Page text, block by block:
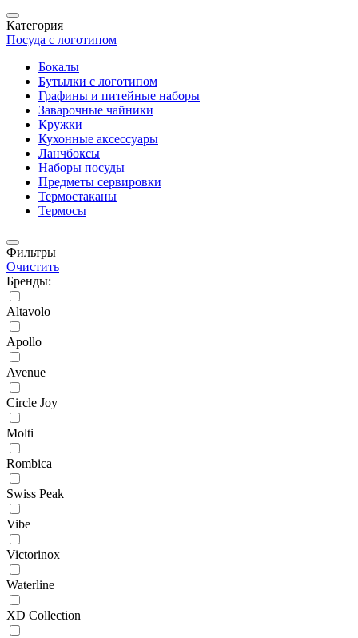
Категория
Посуда с логотипом
Бокалы
Бутылки с логотипом
Графины и питейные наборы
Заварочные чайники
Кружки
Кухонные аксессуары
Ланчбоксы
Наборы посуды
Предметы сервировки
Термостаканы
Термосы
Фильтры
Очистить
Бренды:
Altavolo
Apollo
Avenue
Circle Joy
Molti
Rombica
Swiss Peak
Vibe
Victorinox
Waterline
XD Collection